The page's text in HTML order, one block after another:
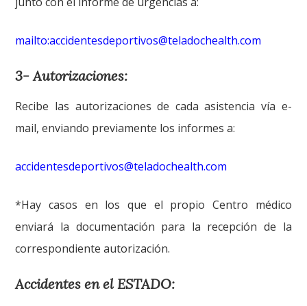
mailto:accidentesdeportivos@teladochealth.com
3- Autorizaciones:
Recibe las autorizaciones de cada asistencia vía e-
mail, enviando previamente los informes a:
accidentesdeportivos@teladochealth.com
*Hay casos en los que el propio Centro médico
enviará la documentación para la recepción de la
correspondiente autorización.
Accidentes en el ESTADO: